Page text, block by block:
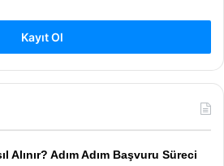
Kayıt Ol
Alınır? Adım Adım Başvuru Süreci